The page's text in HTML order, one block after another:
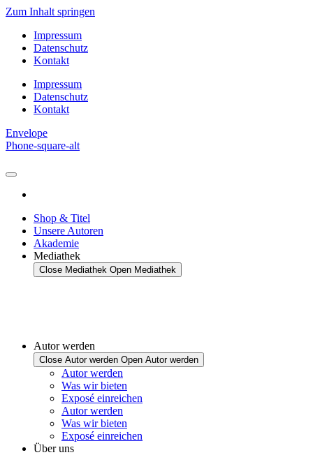
Zum Inhalt springen
Impressum
Datenschutz
Kontakt
Impressum
Datenschutz
Kontakt
Envelope
Phone-square-alt
Shop & Titel
Unsere Autoren
Akademie
Mediathek
Close Mediathek Open Mediathek
Autor werden
Close Autor werden Open Autor werden
Autor werden
Was wir bieten
Exposé einreichen
Autor werden
Was wir bieten
Exposé einreichen
Über uns